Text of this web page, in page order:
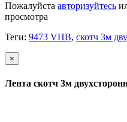
Пожалуйста авторизуйтесь
просмотра
Теги: 9473 VHB, скотч 3м
×
Лента скотч 3м